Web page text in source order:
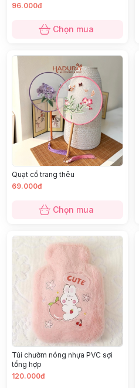
96.000đ
Chọn mua
Quạt cổ trang thêu
69.000đ
Chọn mua
Túi chườm nóng nhựa PVC sợi
tổng hợp
120.000đ